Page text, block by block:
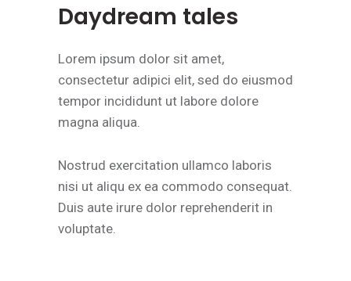
Daydream tales
Lorem ipsum dolor sit amet,
consectetur adipici elit, sed do eiusmod
tempor incididunt ut labore dolore
magna aliqua.
Nostrud exercitation ullamco laboris
nisi ut aliqu ex ea commodo consequat.
Duis aute irure dolor reprehenderit in
voluptate.